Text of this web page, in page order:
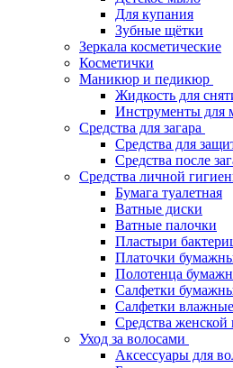
Для купания
Зубные щётки
Зеркала косметические
Косметички
Маникюр и педикюр
Жидкость для
Инструменты для
Средства для загара
Средства для
Средства после
Средства личной
Бумага туалетная
Ватные диски
Ватные палочки
Пластыри
Платочки
Полотенца
Салфетки
Салфетки влажные
Средства женской
Уход за волосами
Аксессуары для